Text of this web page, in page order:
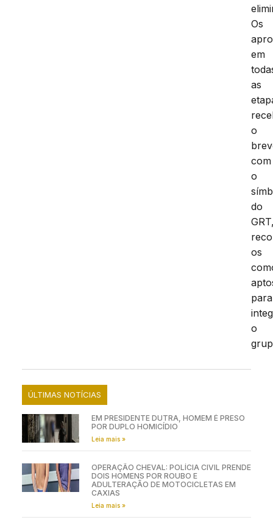
Os
em
as
o
com
o
do
os
para
o
ÚLTIMAS NOTÍCIAS
EM PRESIDENTE DUTRA, HOMEM É PRESO
POR DUPLO HOMICÍDIO
Leia mais »
OPERAÇÃO CHEVAL: POLÍCIA CIVIL PRENDE
DOIS HOMENS POR ROUBO E
ADULTERAÇÃO DE MOTOCICLETAS EM
CAXIAS
Leia mais »